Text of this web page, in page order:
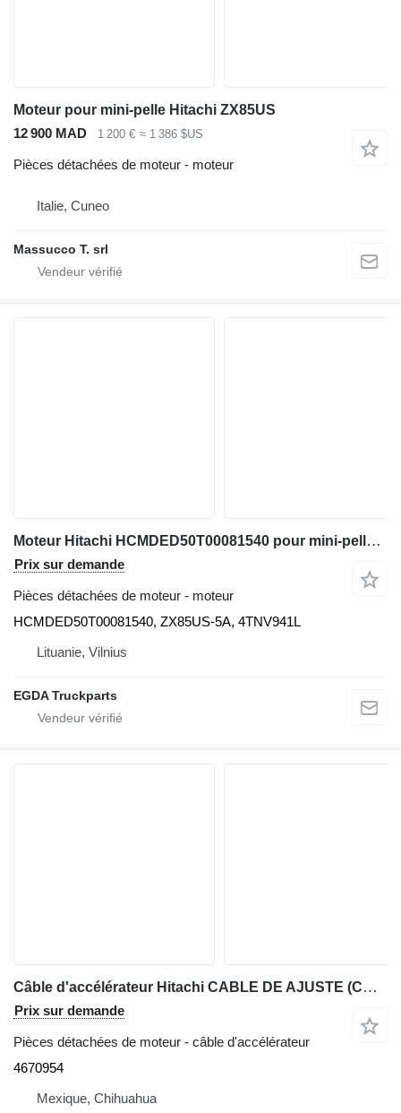
Moteur pour mini-pelle Hitachi ZX85US
12 900 MAD
1 200 € ≈ 1 386 $US
Pièces détachées de moteur - moteur
Italie, Cuneo
Massucco T. srl
Moteur Hitachi HCMDED50T00081540 pour mini-pelle Hitachi
Prix sur demande
Pièces détachées de moteur - moteur
HCMDED50T00081540, ZX85US-5A, 4TNV941L
Lituanie, Vilnius
EGDA Truckparts
Câble d'accélérateur Hitachi CABLE DE AJUSTE (CHICOTE) 4670954 pour mini-pelle John Deere 75D, 85D
Prix sur demande
Pièces détachées de moteur - câble d'accélérateur
4670954
Mexique, Chihuahua